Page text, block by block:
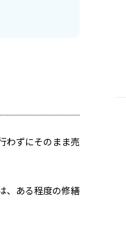
わずにそのまま売
、ある程度の修繕